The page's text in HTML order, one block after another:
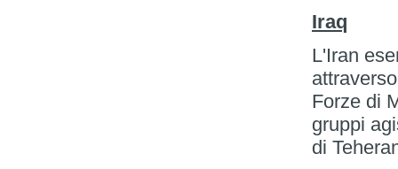
Iraq
L'Iran
Forze di
gruppi
di